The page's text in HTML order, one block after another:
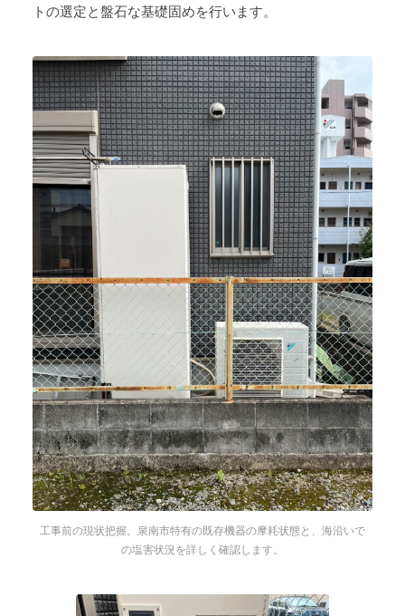
トの選定と盤石な基礎固めを行います。
工事前の現状把握。泉南市特有の既存機器の摩耗状態と、海沿いで
の塩害状況を詳しく確認します。